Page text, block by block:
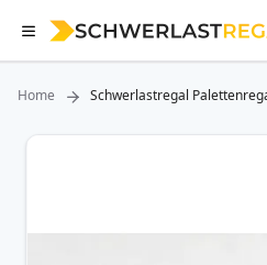
Home
Schwerlastregal
Zum